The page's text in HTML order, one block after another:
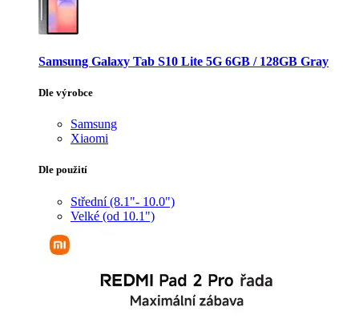
Samsung Galaxy Tab S10 Lite 5G 6GB / 128GB Gray
Dle výrobce
Samsung
Xiaomi
Dle použití
Střední (8.1"- 10.0")
Velké (od 10.1")